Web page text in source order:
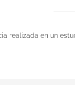
realizada en un